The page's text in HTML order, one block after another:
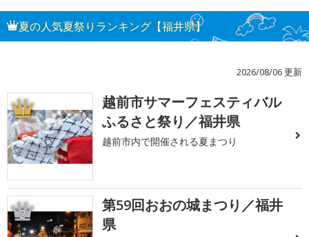
夏の人気夏祭りランキング【福井県】
2026/08/06 更新
1
越前市サマーフェスティバル
ふるさと祭り／福井県
越前市内で開催される夏まつり
2
第59回おおの城まつり／福井
県